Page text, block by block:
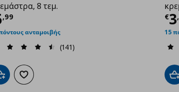
8 τεμ.
,99 τιμή
ανταμοιβής
(141)
στο καλάθι
Προσθήκη στα αγαπημένα
€3,
15